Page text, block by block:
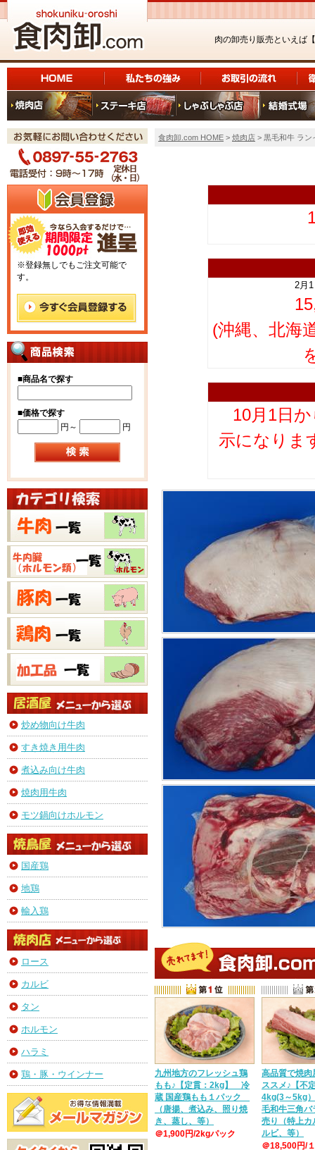
肉の卸売り販売といえば【
※登録無しでもご注文可能で
す。
■商品名で探す
■価格で探す
円～
円
炒め物向け牛肉
すき焼き用牛肉
煮込み向け牛肉
焼肉用牛肉
モツ鍋向けホルモン
国産鶏
地鶏
輸入鶏
ロース
カルビ
タン
ホルモン
ハラミ
鶏・豚・ウインナー
食肉卸.com HOME > 焼肉店 > 黒毛和牛 ラ
2月
(沖縄、北海
10月1日
示になりま
九州地方のフレッシュ鶏
もも♪【定貫：2kg】 冷
蔵 国産鶏もも１パック
（唐揚、煮込み、照り焼
き、蒸し、等）
＠1,900円/2kgパック
高品質で焼肉
ススメ♪【不
4kg(3～5kg
毛和牛三角バ
売り（特上カ
ルビ、等）
＠18,500円/